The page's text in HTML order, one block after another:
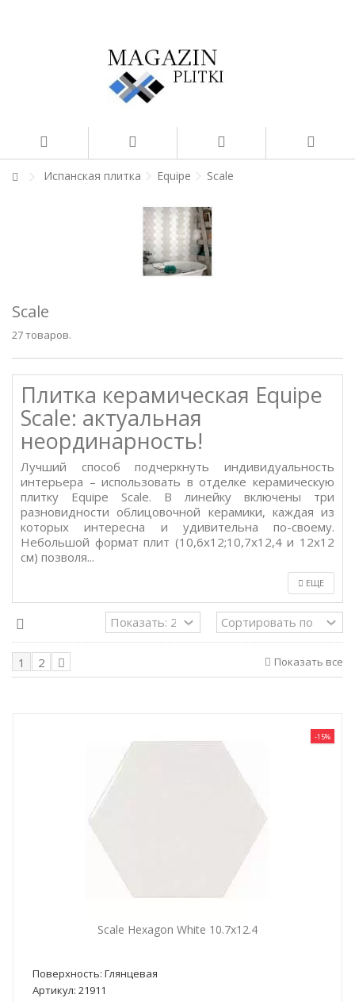
Испанская плитка Equipe Scale
Scale
27 товаров.
Плитка керамическая Equipe
Scale: актуальная
неординарность!
Лучший способ подчеркнуть индивидуальность
интерьера – использовать в отделке керамическую
плитку Equipe Scale. В линейку включены три
разновидности облицовочной керамики, каждая из
которых интересна и удивительна по-своему.
Небольшой формат плит (10,6x12;10,7x12,4 и 12x12
см) позволя...
ЕЩЕ
Показать все
1 2
-15%
Scale Hexagon White 10.7x12.4
Поверхность: Глянцевая
Артикул: 21911